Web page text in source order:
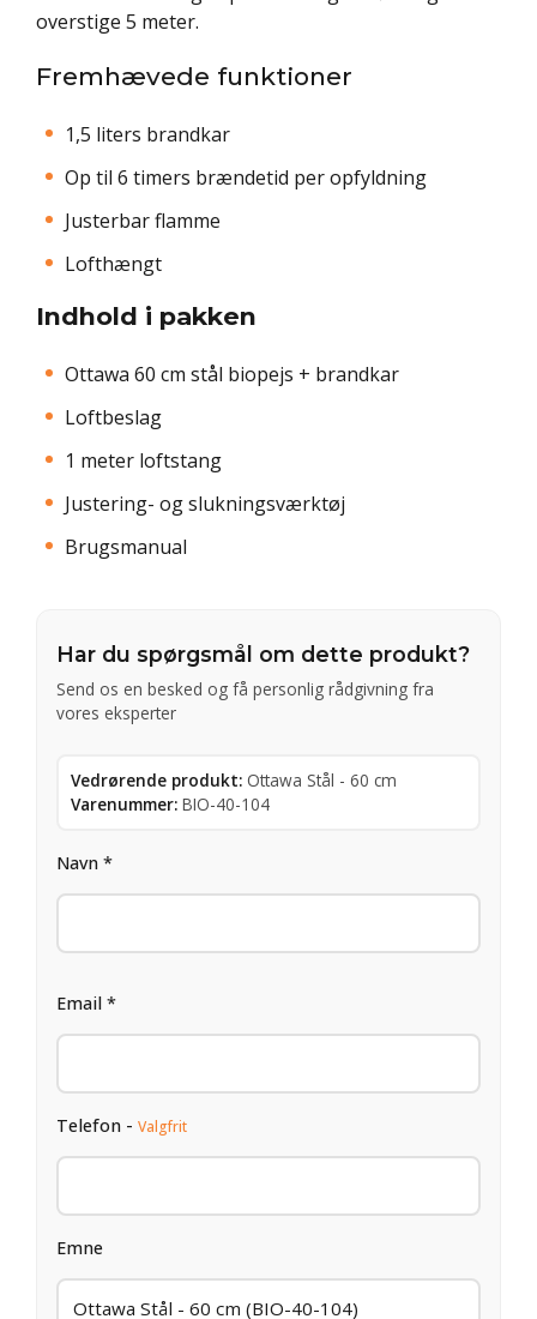
overstige 5 meter.
Fremhævede funktioner
1,5 liters brandkar
Op til 6 timers brændetid per opfyldning
Justerbar flamme
Lofthængt
Indhold i pakken
Ottawa 60 cm stål biopejs + brandkar
Loftbeslag
1 meter loftstang
Justering- og slukningsværktøj
Brugsmanual
Har du spørgsmål om dette produkt?
Send os en besked og få personlig rådgivning fra
vores eksperter
Vedrørende produkt: Ottawa Stål - 60 cm
Varenummer: BIO-40-104
Navn *
Email *
Telefon - Valgfrit
Emne